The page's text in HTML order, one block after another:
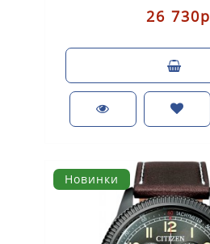
26 730р
Новинки